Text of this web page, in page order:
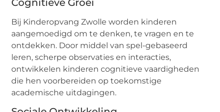
Cognitieve Groei
Bij Kinderopvang Zwolle worden kinderen
aangemoedigd om te denken, te vragen en te
ontdekken. Door middel van spel-gebaseerd
leren, scherpe observaties en interacties,
ontwikkelen kinderen cognitieve vaardigheden
die hen voorbereiden op toekomstige
academische uitdagingen.